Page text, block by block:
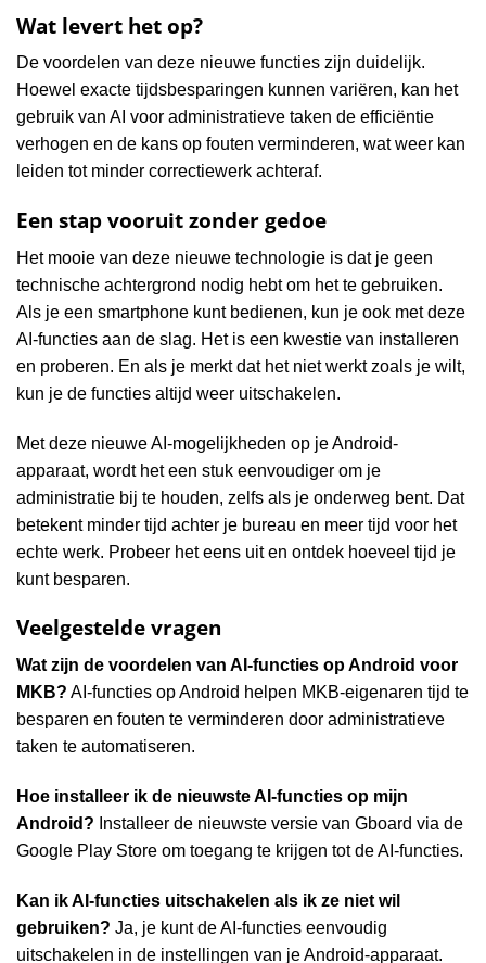
Wat levert het op?
De voordelen van deze nieuwe functies zijn duidelijk.
Hoewel exacte tijdsbesparingen kunnen variëren, kan het
gebruik van AI voor administratieve taken de efficiëntie
verhogen en de kans op fouten verminderen, wat weer kan
leiden tot minder correctiewerk achteraf.
Een stap vooruit zonder gedoe
Het mooie van deze nieuwe technologie is dat je geen
technische achtergrond nodig hebt om het te gebruiken.
Als je een smartphone kunt bedienen, kun je ook met deze
AI-functies aan de slag. Het is een kwestie van installeren
en proberen. En als je merkt dat het niet werkt zoals je wilt,
kun je de functies altijd weer uitschakelen.
Met deze nieuwe AI-mogelijkheden op je Android-
apparaat, wordt het een stuk eenvoudiger om je
administratie bij te houden, zelfs als je onderweg bent. Dat
betekent minder tijd achter je bureau en meer tijd voor het
echte werk. Probeer het eens uit en ontdek hoeveel tijd je
kunt besparen.
Veelgestelde vragen
Wat zijn de voordelen van AI-functies op Android voor
MKB? AI-functies op Android helpen MKB-eigenaren tijd te
besparen en fouten te verminderen door administratieve
taken te automatiseren.
Hoe installeer ik de nieuwste AI-functies op mijn
Android? Installeer de nieuwste versie van Gboard via de
Google Play Store om toegang te krijgen tot de AI-functies.
Kan ik AI-functies uitschakelen als ik ze niet wil
gebruiken? Ja, je kunt de AI-functies eenvoudig
uitschakelen in de instellingen van je Android-apparaat.